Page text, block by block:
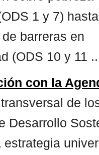
1 y 7)
barreras en
(ODS 10 y 11
con la
de
Desarrollo
estrategia